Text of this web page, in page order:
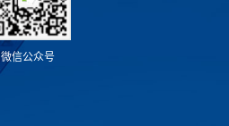
微信公众号